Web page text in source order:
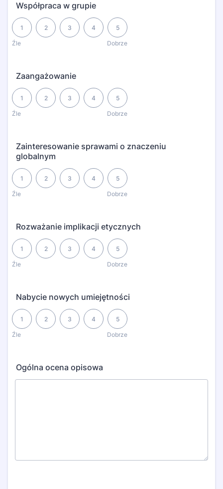
Współpraca w grupie
Źle
1 2 3 4
Dobrze
5
1 is Źle, 5 is Dobrze
Zaangażowanie
Źle
1 2 3 4
Dobrze
5
1 is Źle, 5 is Dobrze
Zainteresowanie sprawami o znaczeniu
globalnym
Źle
1 2 3 4
Dobrze
5
1 is Źle, 5 is Dobrze
Rozważanie implikacji etycznych
Źle
1 2 3 4
Dobrze
5
1 is Źle, 5 is Dobrze
Nabycie nowych umiejętności
Źle
1 2 3 4
Dobrze
5
1 is Źle, 5 is Dobrze
Ogólna ocena opisowa